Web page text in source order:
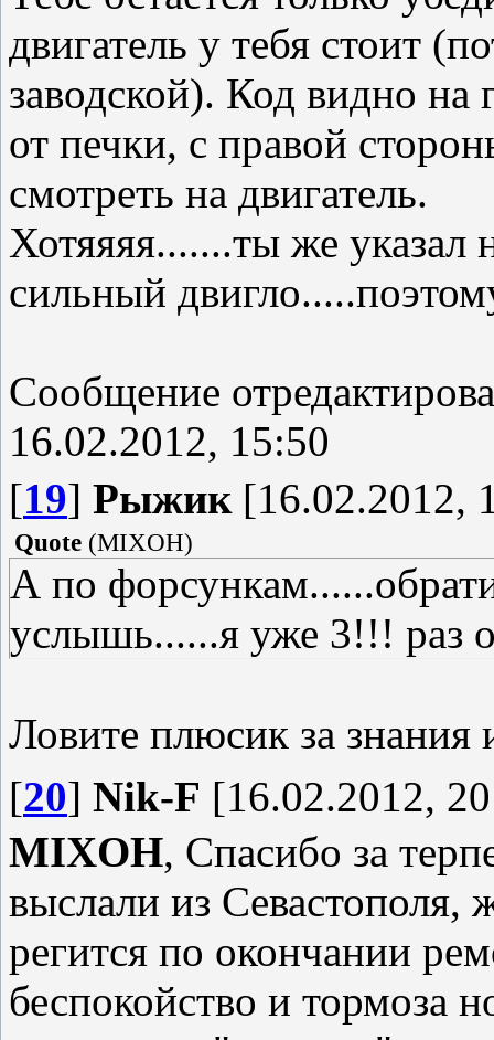
двигатель у тебя стоит
заводской). Код видно на
от печки, с правой
смотреть на двигатель.
Хотяяяя.......ты же
сильный
Сообщение
16.02.2012, 15:50
[19] Рыжик[16.02.2012,
Quote (MIXOH)
А по
услышь......я уже 3!!! раз
Ловите плюсик за знания
[20] Nik-F [16.02.2012,
MIXOH, Спасибо за
выслали из Севастополя,
регится по окончании
беспокойство и тормоза